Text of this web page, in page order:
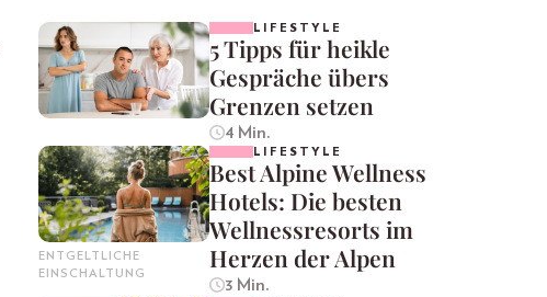
LIFESTYLE
5 Tipps für heikle
Gespräche übers
Grenzen setzen
4 Min.
ENTGELTLICHE
EINSCHALTUNG
LIFESTYLE
Best Alpine Wellness
Hotels: Die besten
Wellnessresorts im
Herzen der Alpen
3 Min.